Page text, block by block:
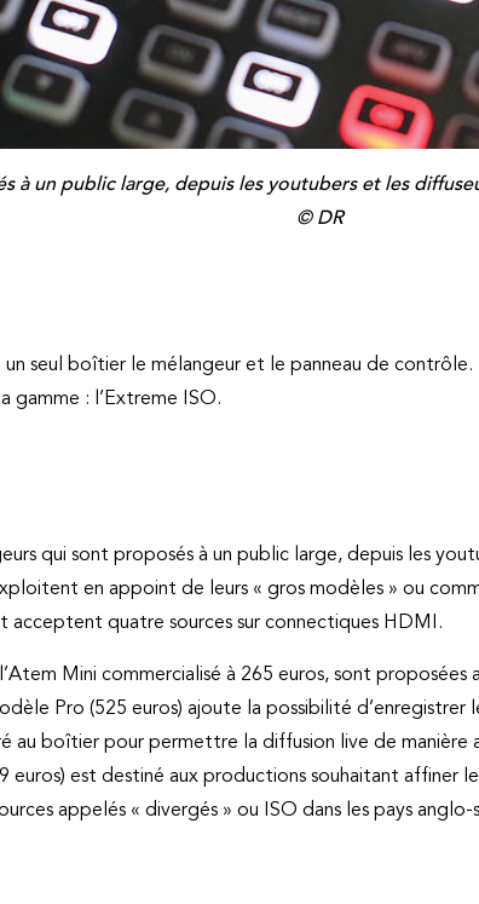
à un public large, depuis les youtubers et les
© DR
un seul boîtier le mélangeur et le panneau de
gamme : l’Extreme ISO.
qui sont proposés à un public large, depuis les
en appoint de leurs « gros modèles » ou
quatre sources sur connectiques HDMI.
Mini commercialisé à 265 euros, sont
Pro (525 euros) ajoute la possibilité d’enregistrer
au boîtier pour permettre la diffusion live de
euros) est destiné aux productions souhaitant affiner
appelés « divergés » ou ISO dans les pays